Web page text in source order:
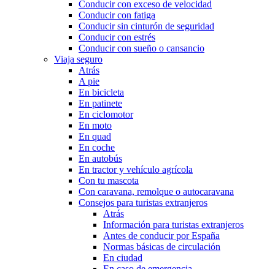
Conducir con exceso de velocidad
Conducir con fatiga
Conducir sin cinturón de seguridad
Conducir con estrés
Conducir con sueño o cansancio
Viaja seguro
Atrás
A pie
En bicicleta
En patinete
En ciclomotor
En moto
En quad
En coche
En autobús
En tractor y vehículo agrícola
Con tu mascota
Con caravana, remolque o autocaravana
Consejos para turistas extranjeros
Atrás
Información para turistas extranjeros
Antes de conducir por España
Normas básicas de circulación
En ciudad